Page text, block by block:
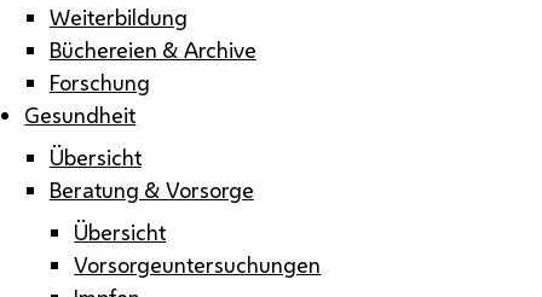
Weiterbildung
Büchereien & Archive
Forschung
Gesundheit
Übersicht
Beratung & Vorsorge
Übersicht
Vorsorgeuntersuchungen